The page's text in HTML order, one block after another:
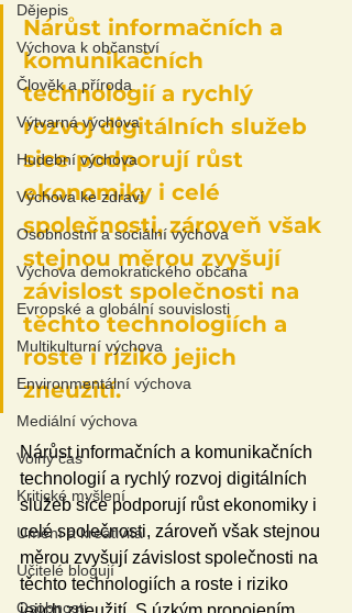
Dějepis
Výchova k občanství
Člověk a příroda
Výtvarná výchova
Hudební výchova
Výchova ke zdraví
Osobnostní a sociální výchova
Výchova demokratického občana
Evropské a globální souvislosti
Multikulturní výchova
Environmentální výchova
Mediální výchova
Volný čas
Kritické myšlení
Umění a kreativita
Učitelé blogují
Osobnosti
Nárůst informačních a
komunikačních
technologií a rychlý
rozvoj digitálních služeb
sice podporují růst
ekonomiky i celé
společnosti, zároveň však
stejnou měrou zvyšují
závislost společnosti na
těchto technologiích a
roste i riziko jejich
zneužití.
Nárůst informačních a komunikačních
technologií a rychlý rozvoj digitálních
služeb sice podporují růst ekonomiky i
celé společnosti, zároveň však stejnou
měrou zvyšují závislost společnosti na
těchto technologiích a roste i riziko